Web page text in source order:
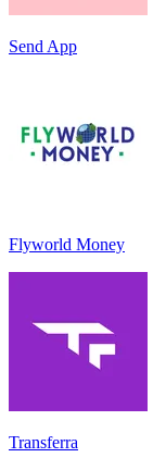
Send App
Flyworld Money
Transferra